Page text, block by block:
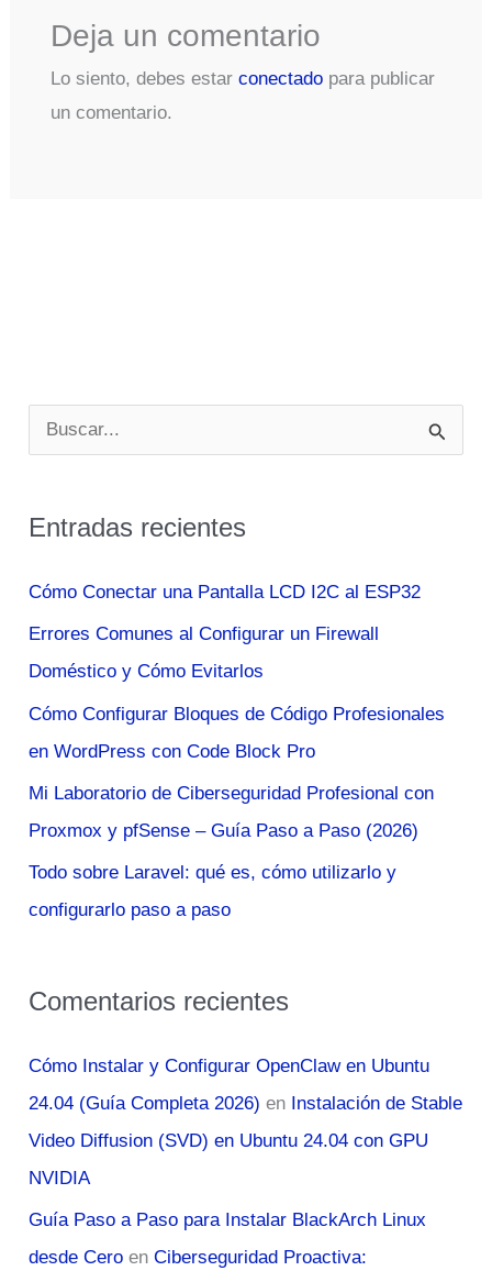
Deja un comentario
Lo siento, debes estar conectadopara publicar
un comentario.
u
c
p
o
r
:
Entradas recientes
Cómo Conectar una Pantalla LCD I2C al ESP32
Errores Comunes al Configurar un Firewall
Doméstico y Cómo Evitarlos
Cómo Configurar Bloques de Código Profesionales
en WordPress con Code Block Pro
Mi Laboratorio de Ciberseguridad Profesional con
Proxmox y pfSense – Guía Paso a Paso (2026)
Todo sobre Laravel: qué es, cómo utilizarlo y
configurarlo paso a paso
Comentarios recientes
Cómo Instalar y Configurar OpenClaw en Ubuntu
24.04 (Guía Completa 2026) en Instalación de Stable
Video Diffusion (SVD) en Ubuntu 24.04 con GPU
NVIDIA
Guía Paso a Paso para Instalar BlackArch Linux
desde Cero enCiberseguridad Proactiva: